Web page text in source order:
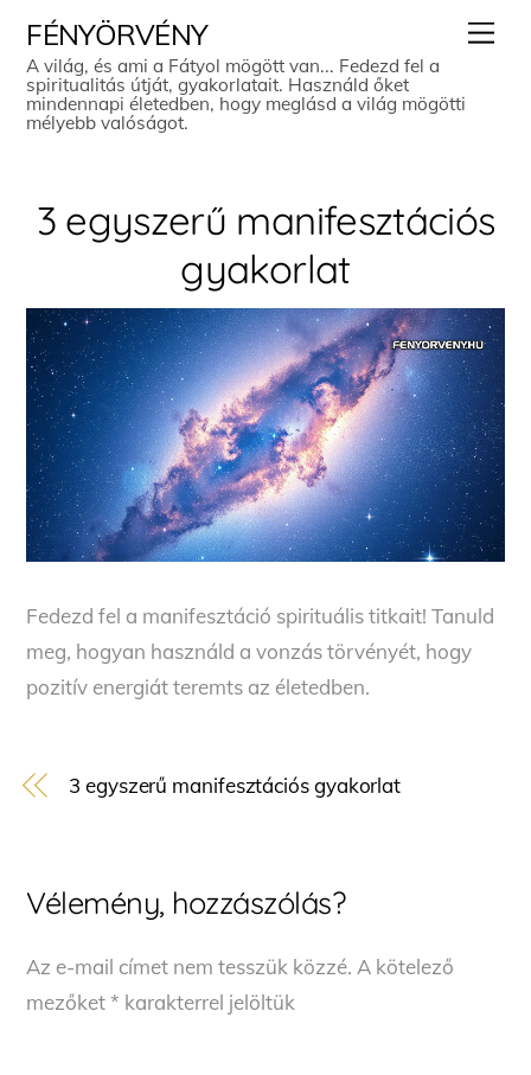
content
FÉNYÖRVÉNY
A világ, és ami a Fátyol mögött van... Fedezd fel a
spiritualitás útját, gyakorlatait. Használd őket
mindennapi életedben, hogy meglásd a világ mögötti
mélyebb valóságot.
3 egyszerű manifesztációs
gyakorlat
Fedezd fel a manifesztáció spirituális titkait! Tanuld
meg, hogyan használd a vonzás törvényét, hogy
pozitív energiát teremts az életedben.
3 egyszerű manifesztációs gyakorlat
Vélemény, hozzászólás?
Az e-mail címet nem tesszük közzé. A kötelező
mezőket* karakterrel jelöltük